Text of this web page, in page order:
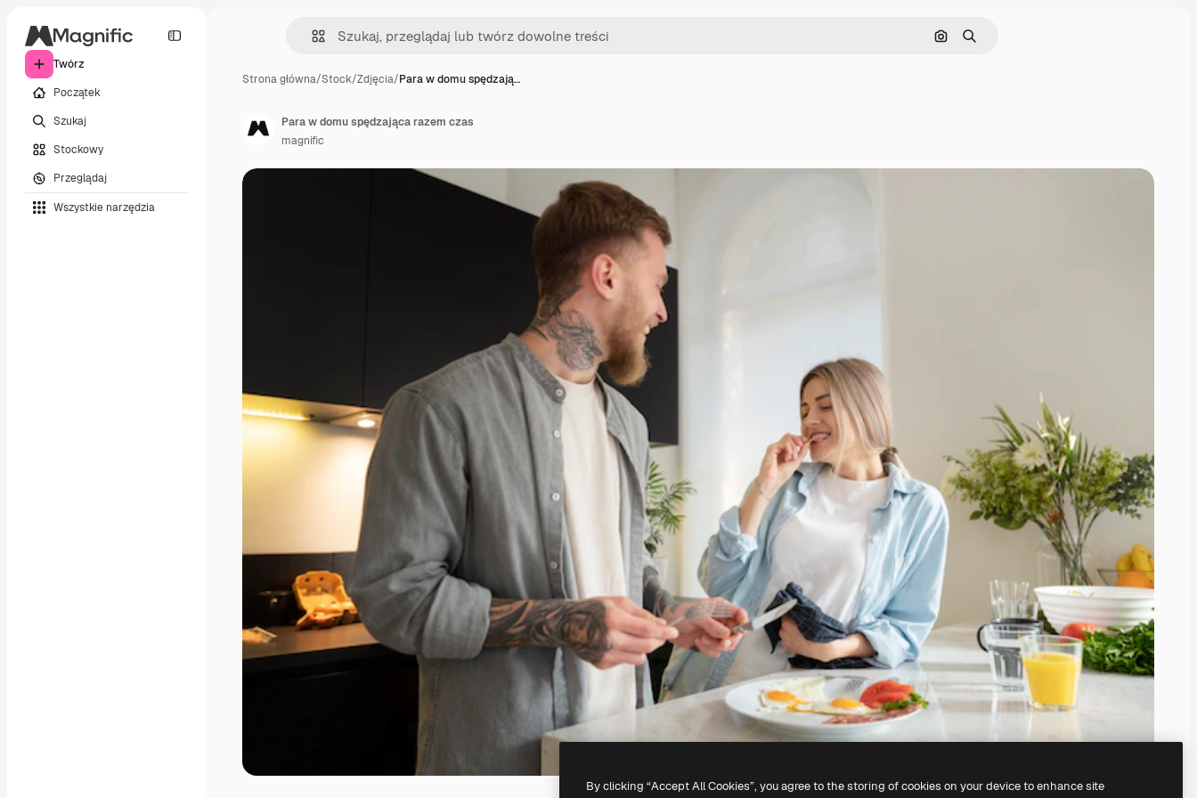
Twórz
Początek
Szukaj
Stockowy
Przeglądaj
Wszystkie narzędzia
Szukaj według obrazu
Szukaj
Strona główna/Stock/Zdjęcia/Para w domu spędzają…
Para w domu spędzająca razem czas
magnific
By clicking “Accept All Cookies”, you agree to the storing of cookies on your device to enhance site